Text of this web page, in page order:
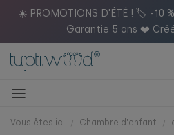
☀️ PROMOTIONS D'ÉTÉ ! 🏷️ -10
Garantie 5 ans ❤️
Vous êtes ici Chambre d'enfant